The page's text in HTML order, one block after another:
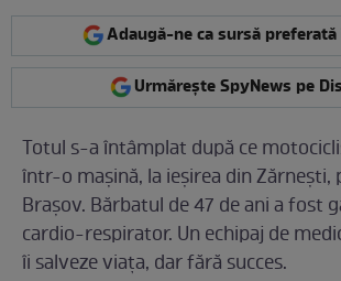
Adaugă-ne ca sursă preferată
Urmărește SpyNews pe
Totul s-a întâmplat după ce
într-o mașină, la ieșirea din Zărnești,
Brașov. Bărbatul de 47 de ani a fost
cardio-respirator. Un echipaj de
îi salveze viața, dar fără succes.